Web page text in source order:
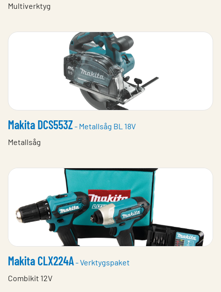
Multiverktyg
Makita DCS553Z - Metallsåg BL 18V
Metallsåg
Makita CLX224A- Verktygspaket
Combikit 12V